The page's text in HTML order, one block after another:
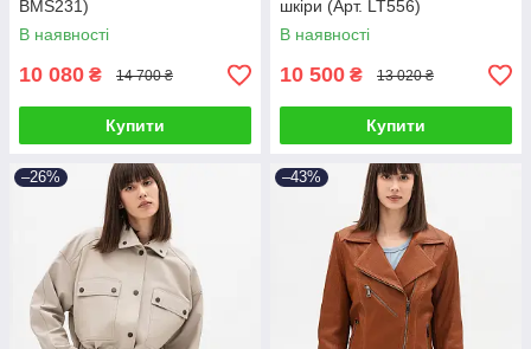
BMS231)
В наявності
10 080 ₴ 14 700 ₴
Купити
шкіри (Арт. LT556)
В наявності
10 500 ₴ 13 020 ₴
Купити
–26% –43%